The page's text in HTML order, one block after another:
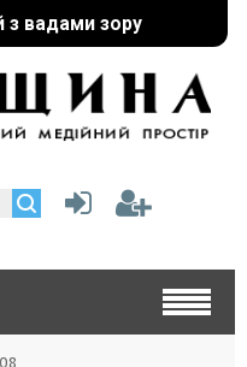
з вадами зору